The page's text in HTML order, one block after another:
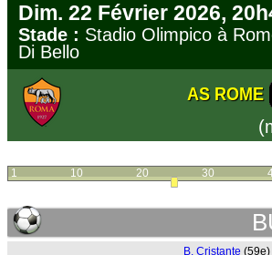
Dim. 22 Février 2026,
Stade : Stadio Olimpico à
Di Bello
AS ROME
1 10 20 30
B. Cristante (59e)